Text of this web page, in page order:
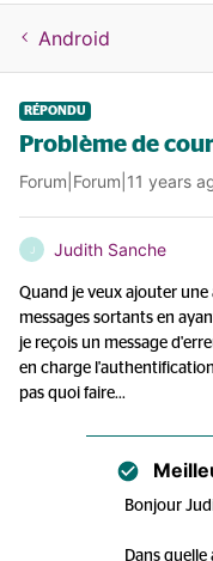
Android
RÉPONDU
Problème de
Forum|Forum|11 years
J Judith Sanche
Quand je veux ajouter une
messages sortants en
je reçois un message
en charge
pas quoi faire...
Bonjour
Dans